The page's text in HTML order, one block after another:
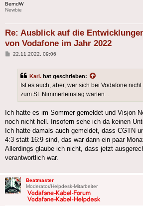
BerndW
Newbie
Re: Ausblick auf die
von Vodafone im Jahr 2022
Beitrag
22.11.2022, 09:06
Karl. hat geschrieben:
Ist es auch, aber, wer sich bei Vodafone
zum St. Nimmerleinstag warten...
Ich hatte es im Sommer gemeldet und Visjon
noch nicht hell. Insofern sehe ich da keinen
Ich hatte damals auch gemeldet, dass CGTN
4:3 statt 16:9 sind, das war dann ein paar
Allerdings glaube ich nicht, dass jetzt
verantwortlich war.
Beatmaster
Moderator/Helpdesk-Mitarbeiter